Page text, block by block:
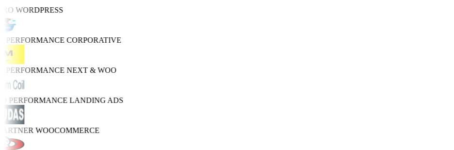
WORDPRESS
PERFORMANCECORPORATIVE
PERFORMANCENEXT & WOO
PERFORMANCELANDING ADS
WOOCOMMERCE